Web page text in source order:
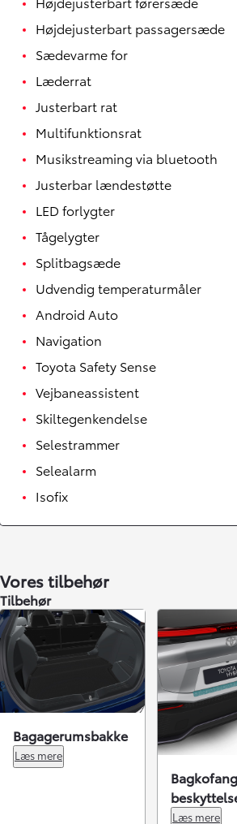
Højdejusterbart passagersæde
Sædevarme for
Læderrat
Justerbart rat
Multifunktionsrat
Musikstreaming via bluetooth
Justerbar lændestøtte
LED forlygter
Tågelygter
Splitbagsæde
Udvendig temperaturmåler
Android Auto
Navigation
Toyota Safety Sense
Vejbaneassistent
Skiltegenkendelse
Selestrammer
Selealarm
Isofix
Vores tilbehør
Tilbehør
Bagagerumsbakke
Læs mere
Læs mere